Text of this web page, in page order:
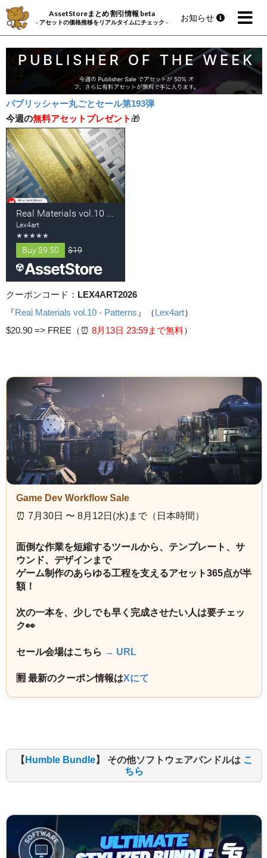
AssetStoreまとめ 割引情報 beta
- アセットの価格推移をリアルタイムにチェック - お知らせ
パブリッシャー丸ごとセール第193弾
今週の無料アセットプレゼント 🎁
クーポンコード： LEX4ART2026
『Real Materials vol.10 - Patterns 』（Lex4art）
$20.90 => FREE（⏰️ 8月13日 23:59まで無料）
Game Dev Workflow Sale
⏰️ 7月30日 〜 8月12日(水)まで（日本時間）
面倒な作業を短縮するツールから、テンプレート、サ
ウンド、デザインまで
ゲーム制作のあらゆる工程を支えるアセット365点が半
額！
次の一本を、少しでも早く完成させたい人は要チェッ
ク👀
セール会場はこちら → URL
🈹 最新のクーポン情報はXにて
【 Humble Bundle】 その他ソフトウェアバンドルは こ
ちら